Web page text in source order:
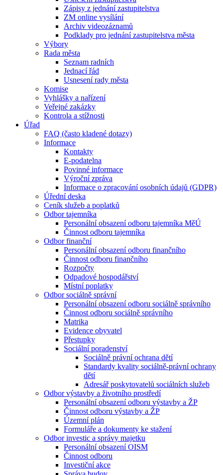
Zápisy z jednání zastupitelstva
ZM online vysílání
Archiv videozáznamů
Podklady pro jednání zastupitelstva města
Výbory
Rada města
Seznam radních
Jednací řád
Usnesení rady města
Komise
Vyhlášky a nařízení
Veřejné zakázky
Kontrola a stížnosti
Úřad
FAQ (často kladené dotazy)
Informace
Kontakty
E-podatelna
Povinné informace
Výroční zpráva
Informace o zpracování osobních údajů (GDPR)
Úřední deska
Ceník služeb a poplatků
Odbor tajemníka
Personální obsazení odboru tajemníka MěÚ
Činnost odboru tajemníka
Odbor finanční
Personální obsazení odboru finančního
Činnost odboru finančního
Rozpočty
Odpadové hospodářství
Místní poplatky
Odbor sociálně správní
Personální obsazení odboru sociálně správního
Činnost odboru sociálně správního
Matrika
Evidence obyvatel
Přestupky
Sociální poradenství
Sociálně právní ochrana dětí
Standardy kvality sociálně-právní ochrany
dětí
Adresář poskytovatelů sociálních služeb
Odbor výstavby a životního prostředí
Personální obsazení odboru výstavby a ŽP
Činnost odboru výstavby a ŽP
Územní plán
Formuláře a dokumenty ke stažení
Odbor investic a správy majetku
Personální obsazení OISM
Činnost odboru
Investiční akce